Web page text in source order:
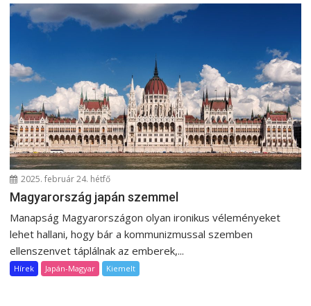
2025. február 24. hétfő
Magyarország japán szemmel
Manapság Magyarországon olyan ironikus véleményeket
lehet hallani, hogy bár a kommunizmussal szemben
ellenszenvet táplálnak az emberek,...
Hírek Japán-Magyar Kiemelt